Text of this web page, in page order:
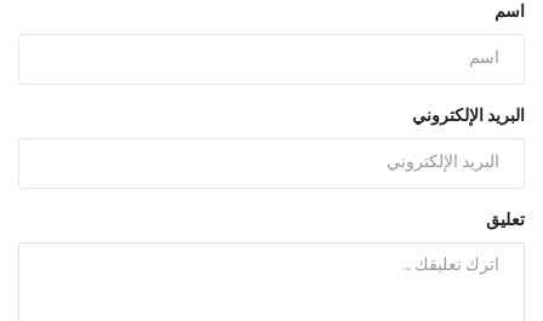
اسم
البريد الإلكتروني
تعليق